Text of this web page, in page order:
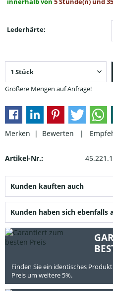
Lederhärte:
Größere Mengen auf Anfrage!
Merken | Bewerten |
Artikel-Nr.:
Kunden kauften auch
Kunden haben sich ebenfalls
Finden Sie ein identisches
Preis um weitere 5%.